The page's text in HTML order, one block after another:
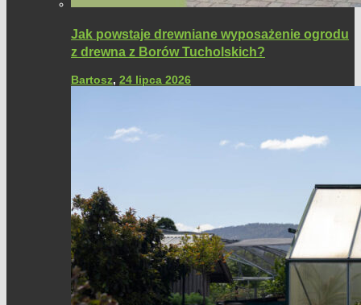
Jak powstaje drewniane wyposażenie ogrodu
z drewna z Borów Tucholskich?
Bartosz, 24 lipca 2026